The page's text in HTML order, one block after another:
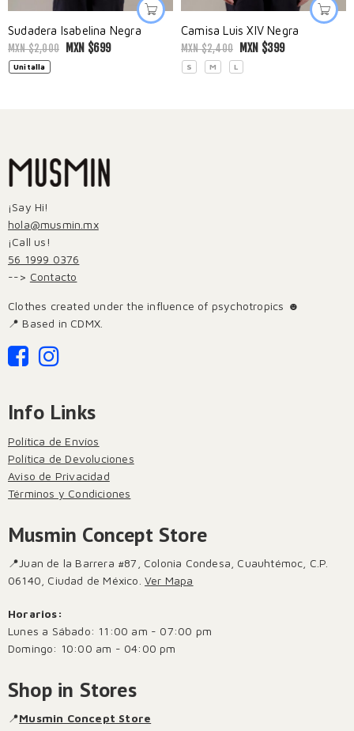
Sudadera Isabelina Negra
MXN $2,000 MXN $699
Unitalla
Camisa Luis XIV Negra
MXN $2,400 MXN $399
S M L
¡Say Hi!
hola@musmin.mx
¡Call us!
56 1999 0376
--> Contacto
Clothes created under the influence of psychotropics ☻
📍 Based in CDMX.
Info Links
Política de Envíos
Política de Devoluciones
Aviso de Privacidad
Términos y Condiciones
Musmin Concept Store
📍Juan de la Barrera #87, Colonia Condesa, Cuauhtémoc, C.P.
06140, Ciudad de México. Ver Mapa
Horarios:
Lunes a Sábado: 11:00 am - 07:00 pm
Domingo: 10:00 am - 04:00 pm
Shop in Stores
📍Musmin Concept Store